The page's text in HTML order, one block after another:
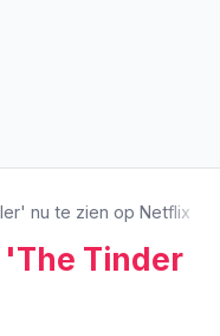
nu te zien op Netflix
Tinder